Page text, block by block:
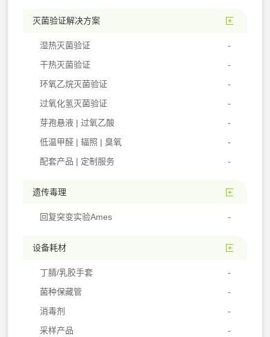
灭菌验证解决方案
湿热灭菌验证
干热灭菌验证
环氧乙烷灭菌验证
过氧化氢灭菌验证
芽孢悬液 | 过氧乙酸
低温甲醛 | 辐照 | 臭氧
配套产品 | 定制服务
遗传毒理
回复突变实验Ames
设备耗材
丁腈/乳胶手套
菌种保藏管
消毒剂
采样产品